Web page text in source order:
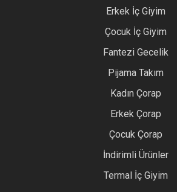
Erkek İç Giyim
Çocuk İç Giyim
Fantezi Gecelik
Pijama Takım
Kadın Çorap
Erkek Çorap
Çocuk Çorap
İndirimli Ürünler
Termal İç Giyim